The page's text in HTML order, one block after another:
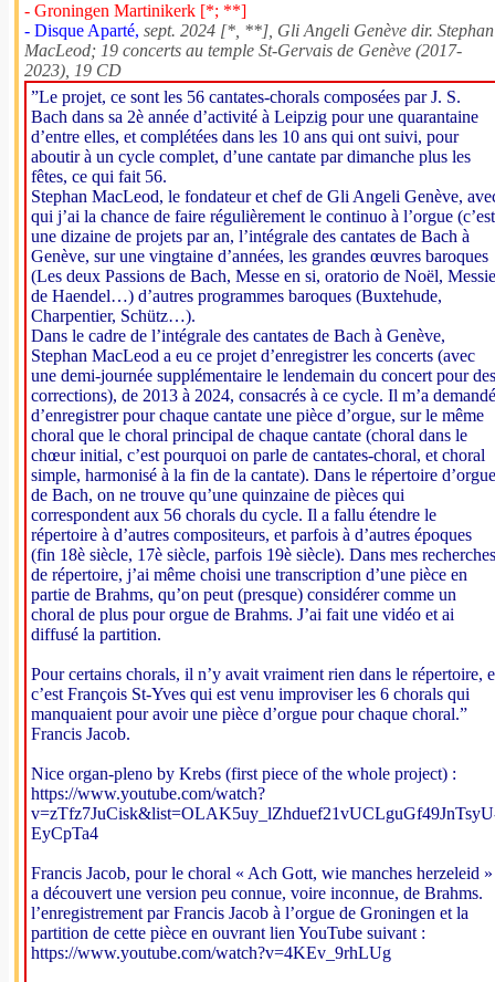
- Groningen Martinikerk [*; **]
- Disque Aparté, sept. 2024 [*, **], Gli Angeli Genève dir. Stephan
MacLeod; 19 concerts au temple St-Gervais de Genève (2017-
2023), 19 CD
”Le projet, ce sont les 56 cantates-chorals composées par J. S.
Bach dans sa 2è année d’activité à Leipzig pour une quarantaine
d’entre elles, et complétées dans les 10 ans qui ont suivi, pour
aboutir à un cycle complet, d’une cantate par dimanche plus les
fêtes, ce qui fait 56.
Stephan MacLeod, le fondateur et chef de Gli Angeli Genève,
qui j’ai la chance de faire régulièrement le continuo à l’orgue (c’est
une dizaine de projets par an, l’intégrale des cantates de Bach à
Genève, sur une vingtaine d’années, les grandes œuvres baroques
(Les deux Passions de Bach, Messe en si, oratorio de Noël, Messie
de Haendel…) d’autres programmes baroques (Buxtehude,
Charpentier, Schütz…).
Dans le cadre de l’intégrale des cantates de Bach à Genève,
Stephan MacLeod a eu ce projet d’enregistrer les concerts (avec
une demi-journée supplémentaire le lendemain du concert pour des
corrections), de 2013 à 2024, consacrés à ce cycle. Il m’a demandé
d’enregistrer pour chaque cantate une pièce d’orgue, sur le même
choral que le choral principal de chaque cantate (choral dans le
chœur initial, c’est pourquoi on parle de cantates-choral, et choral
simple, harmonisé à la fin de la cantate). Dans le répertoire d’orgue
de Bach, on ne trouve qu’une quinzaine de pièces qui
correspondent aux 56 chorals du cycle. Il a fallu étendre le
répertoire à d’autres compositeurs, et parfois à d’autres époques
(fin 18è siècle, 17è siècle, parfois 19è siècle). Dans mes recherches
de répertoire, j’ai même choisi une transcription d’une pièce en
partie de Brahms, qu’on peut (presque) considérer comme un
choral de plus pour orgue de Brahms. J’ai fait une vidéo et ai
diffusé la partition.
Pour certains chorals, il n’y avait vraiment rien dans le répertoire,
c’est François St-Yves qui est venu improviser les 6 chorals qui
manquaient pour avoir une pièce d’orgue pour chaque choral.”
Francis Jacob.
Nice organ-pleno by Krebs (first piece of the whole project) :
https://www.youtube.com/watch?
EyCpTa4
Francis Jacob, pour le choral « Ach Gott, wie manches herzeleid »
a découvert une version peu connue, voire inconnue, de Brahms.
l’enregistrement par Francis Jacob à l’orgue de Groningen et la
partition de cette pièce en ouvrant lien YouTube suivant :
https://www.youtube.com/watch?v=4KEv_9rhLUg